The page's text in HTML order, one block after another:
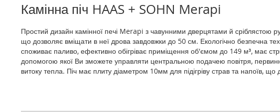
Камінна піч HAAS + SOHN Merapi
Простий дизайн камінної печі Merapi з чавунними дверцятами й сріблястою
що дозволяє вміщати в неї дрова завдовжки до 50 см. Екологічно безпечна
споживає паливо, ефективно обігріває приміщення об'ємом до 149 м³, має
допомогою якої Ви зможете управляти центральною подачею повітря,
витоку тепла. Піч має плиту діаметром 10мм для підігріву страв та напоїв, що